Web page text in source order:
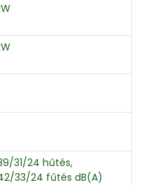
31/24 hűtés,
33/24 fűtés dB(A)